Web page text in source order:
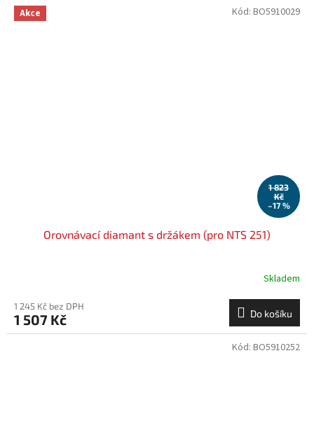
Akce
1 823
Kč
–17 %
Orovnávací diamant s držákem (pro NTS 251)
Skladem
1 245 Kč bez DPH
1 507 Kč Do košíku
Kód: BO5910029
Kód: BO5910252